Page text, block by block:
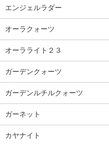
エンジェルラダー
オーラクォーツ
オーラライト２３
ガーデンクォーツ
ガーデンルチルクォーツ
ガーネット
カヤナイト